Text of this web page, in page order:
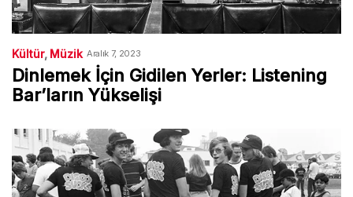
Kültür Müzik Aralık 7, 2023
Dinlemek İçin Gidilen Yerler: Listening
Bar’ların Yükselişi